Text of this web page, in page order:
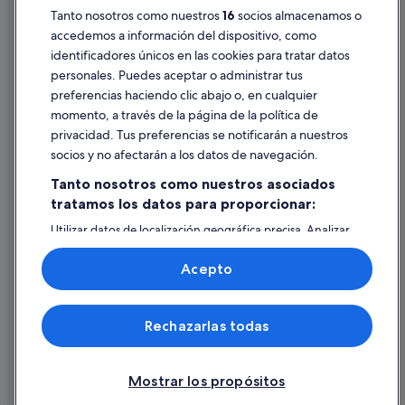
Villanueva del Pardillo hoteles
Apartoteles en Villanueva de la Cañada
Albergues en Brunete
Cabañas en Villanueva de la Cañada
Hoteles de 4 estrellas en Quijorna
Hoteles románticos en Villanueva de la Cañada
Pautas sobre el contenido y cómo denunciar contenido
Ayuda
Cancelar un vuelo
Cancelar una reserva de hotel o de un alquiler vacacional
Utilizar un cupón de Expedia
Documentos para viajes internacionales
© 2026 Expedia, Inc., una empresa de Expedia Group. Todos los
derechos reservados. Expedia y el logotipo de Expedia son marcas
comerciales o marcas comerciales registradas de Expedia, Inc.
Tanto nosotros como nuestros16 socios almacenamos o
accedemos a información del dispositivo, como
identificadores únicos en las cookies para tratar datos
personales. Puedes aceptar o administrar tus
preferencias haciendo clic abajo o, en cualquier
momento, a través de la página de la política de
privacidad. Tus preferencias se notificarán a nuestros
socios y no afectarán a los datos de navegación.
Tanto nosotros como nuestros asociados
tratamos los datos para proporcionar:
Utilizar datos de localización geográfica precisa. Analizar
activamente las características del dispositivo para su
identificación. Almacenar la información en un dispositivo
y/o acceder a ella. Publicidad y contenido personalizados,
medición de publicidad y contenido, investigación de
audiencia y desarrollo de servicios.
Lista de asociados (proveedores)
Mostrar los propósitos
Rechazarlas todas
Acepto